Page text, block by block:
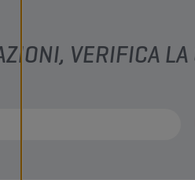
VERIFICA